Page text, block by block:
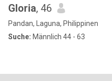
Gloria, 46
Pandan, Laguna, Philippinen
Suche: Männlich 44 - 63